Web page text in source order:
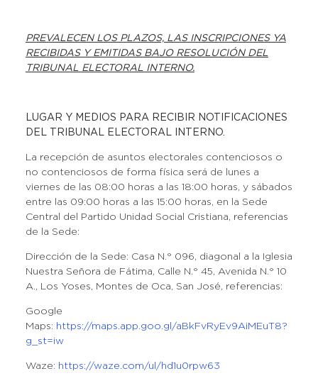
PREVALECEN LOS PLAZOS, LAS INSCRIPCIONES YA
RECIBIDAS Y EMITIDAS BAJO RESOLUCIÓN DEL
TRIBUNAL ELECTORAL INTERNO.
LUGAR Y MEDIOS PARA RECIBIR NOTIFICACIONES
DEL TRIBUNAL ELECTORAL INTERNO.
La recepción de asuntos electorales contenciosos o
no contenciosos de forma física será de lunes a
viernes de las 08:00 horas a las 18:00 horas, y sábados
entre las 09:00 horas a las 15:00 horas, en la Sede
Central del Partido Unidad Social Cristiana, referencias
de la Sede:
Dirección de la Sede: Casa N.° 096, diagonal a la Iglesia
Nuestra Señora de Fátima, Calle N.° 45, Avenida N.° 10
A., Los Yoses, Montes de Oca, San José, referencias:
Google
Maps: https://maps.app.goo.gl/aBkFvRyEv9AiMEuT8?
g_st=iw
Waze: https://waze.com/ul/hd1u0rpw63